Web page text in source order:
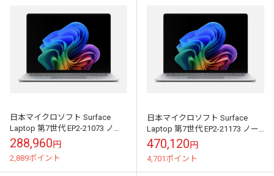
日本マイクロソフト Surface
Laptop 第7世代 EP2-21073 ノー
トパソコン プラチナ｜EP2-
21073【注文...
288,960円
2,889ポイント
日本マイクロソフト Surface
Laptop 第7世代 EP2-21173 ノー
トパソコン プラチナ｜EP2-
21173【注文...
470,120円
4,701ポイント